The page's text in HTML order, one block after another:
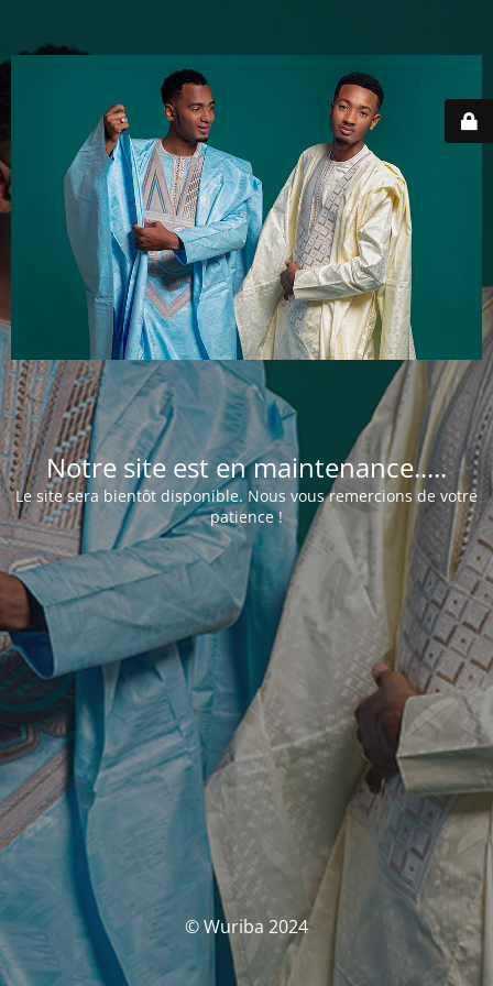
Notre site est en maintenance.....
Le site sera bientôt disponible. Nous vous remercions de votre
patience !
© Wuriba 2024